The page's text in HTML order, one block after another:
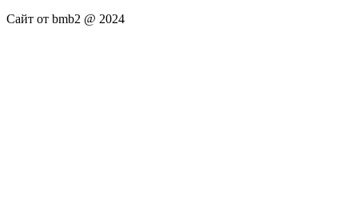
Сайт от bmb2 @ 2024